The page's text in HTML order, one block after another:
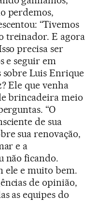
perdemos,
“Tivemos
treinador. E agora
precisa ser
e seguir em
sobre Luis Enrique
Ele que venha
brincadeira meio
“O
de sua
sua renovação,
e a
não ficando.
ele e muito bem.
de opinião,
as equipes do